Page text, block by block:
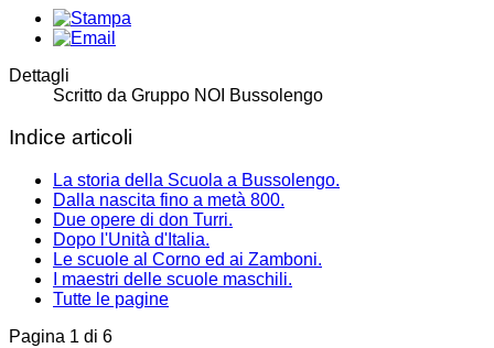
Dettagli
Scritto da Gruppo NOI Bussolengo
Indice articoli
La storia della Scuola a Bussolengo.
Dalla nascita fino a metà 800.
Due opere di don Turri.
Dopo l'Unità d'Italia.
Le scuole al Corno ed ai Zamboni.
I maestri delle scuole maschili.
Tutte le pagine
Pagina 1 di 6